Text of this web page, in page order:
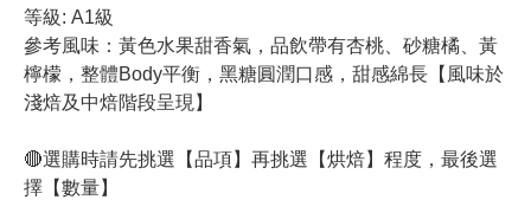
等級: A1級
參考風味：黃色水果甜香氣，品飲帶有杏桃、砂糖橘、黃
檸檬，整體Body平衡，黑糖圓潤口感，甜感綿長【風味於
淺焙及中焙階段呈現】
🔴選購時請先挑選【品項】再挑選【烘焙】程度，最後選
擇【數量】